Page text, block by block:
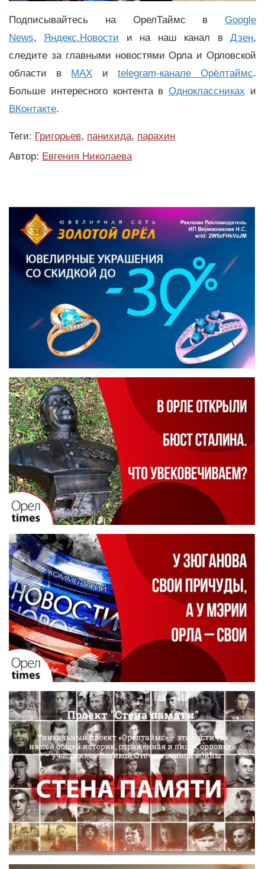
Подписывайтесь на ОрелТаймс в Google
News, Яндекс.Новости и на наш канал вДзен,
следите за главными новостями Орла и Орловской
области в MAX и telegram-канале Орёлтаймс.
Больше интересного контента вОдноклассниках и
ВКонтакте.
Теги: Григорьев, панихида, парахин
Автор: Евгения Николаева